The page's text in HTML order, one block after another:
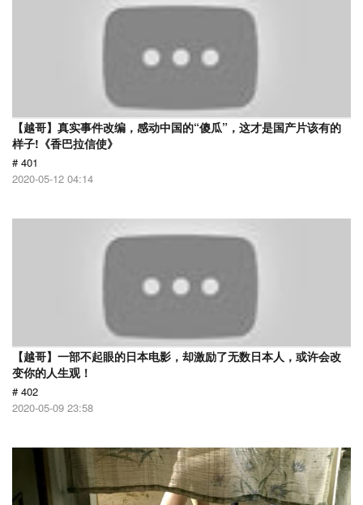
【越哥】真实事件改编，感动中国的“傻瓜”，这才是国产片该有的
样子!《香巴拉信使》
# 401
2020-05-12 04:14
【越哥】一部不起眼的日本电影，却激励了无数日本人，或许会改
变你的人生观！
# 402
2020-05-09 23:58